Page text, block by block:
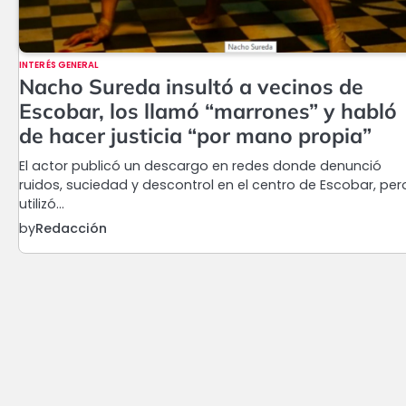
INTERÉS GENERAL
Nacho Sureda insultó a vecinos de
Escobar, los llamó “marrones” y habló
de hacer justicia “por mano propia”
El actor publicó un descargo en redes donde denunció
ruidos, suciedad y descontrol en el centro de Escobar,
utilizó…
byRedacción